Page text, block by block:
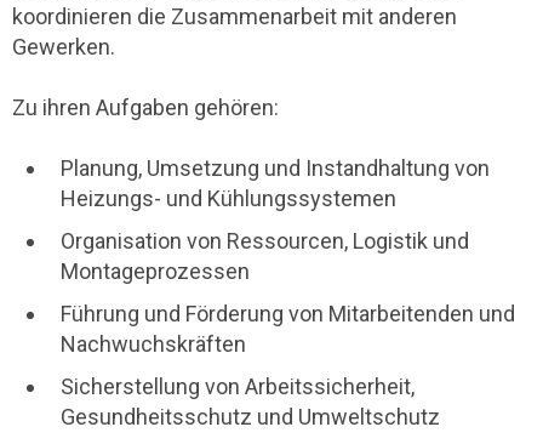
koordinieren die Zusammenarbeit mit anderen
Gewerken.
Zu ihren Aufgaben gehören:
Planung, Umsetzung und Instandhaltung von
Heizungs- und Kühlungssystemen
Organisation von Ressourcen, Logistik und
Montageprozessen
Führung und Förderung von Mitarbeitenden und
Nachwuchskräften
Sicherstellung von Arbeitssicherheit,
Gesundheitsschutz und Umweltschutz